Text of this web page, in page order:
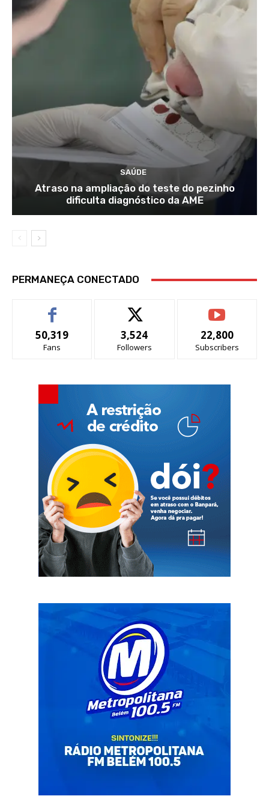
SAÚDE
Atraso na ampliação do teste do pezinho
dificulta diagnóstico da AME
PERMANEÇA CONECTADO
50,319
Fans
3,524
Followers
22,800
Subscribers